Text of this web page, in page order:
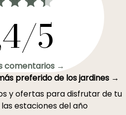
5
comentarios →
preferido de los jardines →
y ofertas para disfrutar de tu
estaciones del año